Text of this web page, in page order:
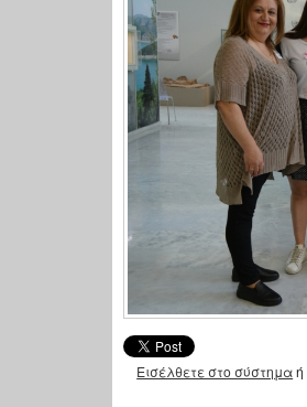
Εισέλθετε στο σύστημαή